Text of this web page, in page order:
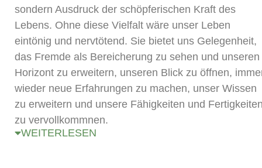
sondern Ausdruck der schöpferischen Kraft des
Lebens. Ohne diese Vielfalt wäre unser Leben
eintönig und nervtötend. Sie bietet uns Gelegenheit,
das Fremde als Bereicherung zu sehen und unseren
Horizont zu erweitern, unseren Blick zu öffnen,
wieder neue Erfahrungen zu machen, unser Wissen
zu erweitern und unsere Fähigkeiten und
zu vervollkommnen.
WEITERLESEN